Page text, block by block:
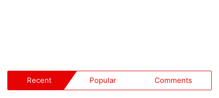
Recent Popular Comments